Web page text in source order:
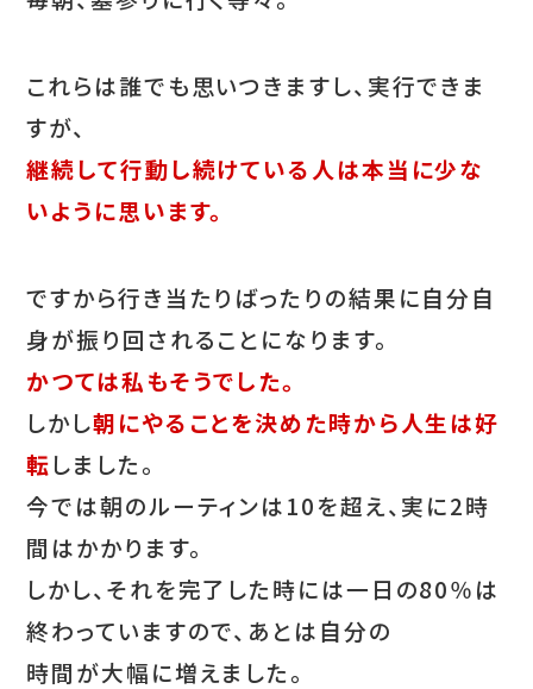
これらは誰でも思いつきますし、実行できま
すが、
継続して行動し続けている人は本当に少な
いように思います。
ですから行き当たりばったりの結果に自分自
身が振り回されることになります。
かつては私もそうでした。
しかし朝にやることを決めた時から人生は好
転しました。
今では朝のルーティンは10を超え、実に2時
間はかかります。
しかし、それを完了した時には一日の80％は
終わっていますので、あとは自分の
時間が大幅に増えました。